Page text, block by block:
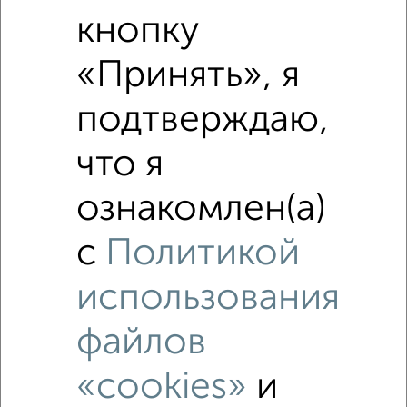
Похожие предложения рядом
2‑комнатные квартиры недалеко от
кнопку
«Принять», я
подтверждаю,
что я
ознакомлен(а)
с Политикой
использования
файлов
«cookies» и